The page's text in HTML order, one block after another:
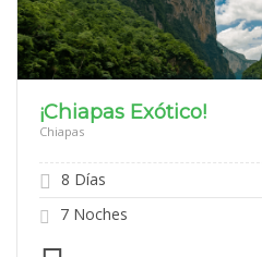
¡Chiapas Exótico!
Chiapas
8 Días
7 Noches